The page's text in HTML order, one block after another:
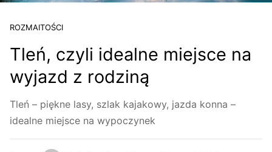
ROZMAITOŚCI
Tleń, czyli idealne miejsce na
wyjazd z rodziną
Tleń – piękne lasy, szlak kajakowy, jazda konna –
idealne miejsce na wypoczynek